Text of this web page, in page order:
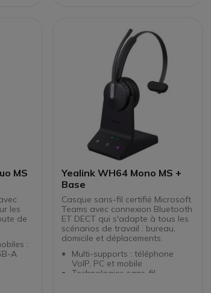
systèmes DECT tiers
MS
les
de
:
A
Yealink WH64 Mono MS +
Base
Casque sans-fil certifié Microsoft
Teams avec connexion Bluetooth
ET DECT qui s'adapte à tous les
scénarios de travail : bureau,
domicile et déplacements.
Multi-supports : téléphone
VoIP, PC et mobile
Technologies sans-fil